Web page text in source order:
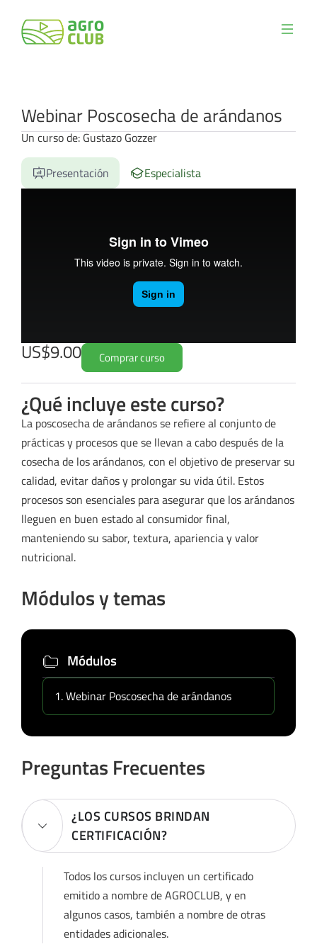
Webinar Poscosecha de arándanos
Un curso de: Gustazo Gozzer
Presentación Especialista
US$9.00 Comprar curso
¿Qué incluye este curso?
La poscosecha de arándanos se refiere al conjunto de
prácticas y procesos que se llevan a cabo después de la
cosecha de los arándanos, con el objetivo de preservar su
calidad, evitar daños y prolongar su vida útil. Estos
procesos son esenciales para asegurar que los arándanos
lleguen en buen estado al consumidor final,
manteniendo su sabor, textura, apariencia y valor
nutricional.
Módulos y temas
Módulos
Webinar Poscosecha de arándanos
Preguntas Frecuentes
¿LOS CURSOS BRINDAN
CERTIFICACIÓN?
Todos los cursos incluyen un certificado
emitido a nombre de AGROCLUB, y en
algunos casos, también a nombre de otras
entidades adicionales.